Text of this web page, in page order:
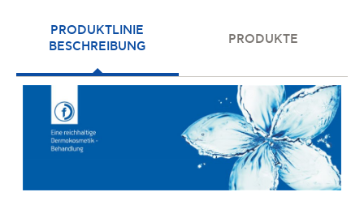
PRODUKTLINIE
BESCHREIBUNG
PRODUKTE